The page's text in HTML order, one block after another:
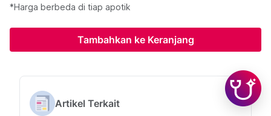
*Harga berbeda di tiap apotik
Tambahkan ke Keranjang
Artikel Terkait